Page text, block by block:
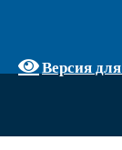
Версия